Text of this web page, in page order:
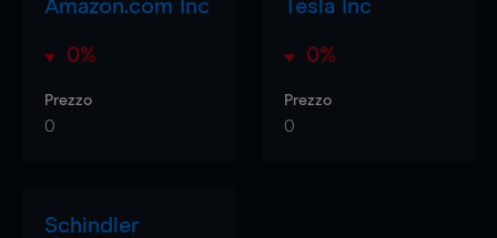
Amazon.com Inc
0%
Prezzo
0
Tesla Inc
0%
Prezzo
0
Schindler